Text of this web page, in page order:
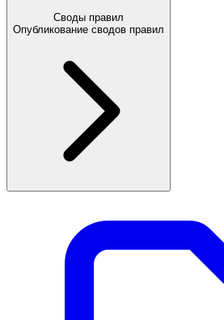
Своды правил
Опубликование сводов правил